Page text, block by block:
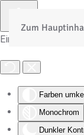
Eingabehilfen öffnen
Farben
Monochrom
Dunkler
Zum